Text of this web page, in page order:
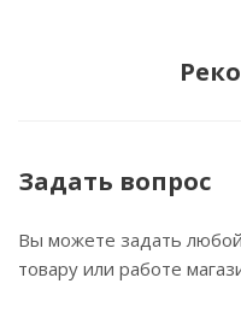
Задать вопрос
Вы можете задать
товару или работе